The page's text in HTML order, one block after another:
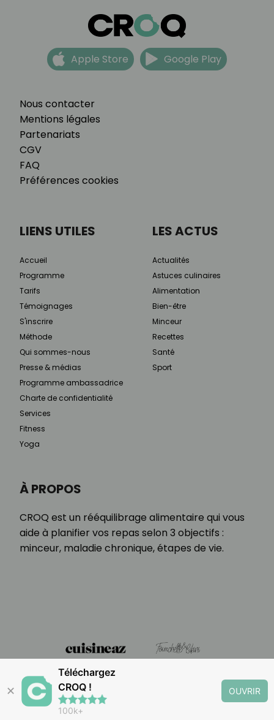
Nous contacter
Mentions légales
Partenariats
CGV
FAQ
Préférences cookies
Apple Store Google Play
À PROPOS
CROQ est un rééquilibrage alimentaire qui vous
aide à planifier vos repas selon 3 objectifs :
minceur, maladie chronique, étapes de vie.
LIENS UTILES
Accueil
Programme
Tarifs
Témoignages
S'inscrire
Méthode
Qui sommes-nous
Presse & médias
Programme ambassadrice
Charte de confidentialité
Services
Fitness
Yoga
LES ACTUS
Actualités
Astuces culinaires
Alimentation
Bien-être
Minceur
Recettes
Santé
Sport
✕
Téléchargez
CROQ !
100k+
OUVRIR